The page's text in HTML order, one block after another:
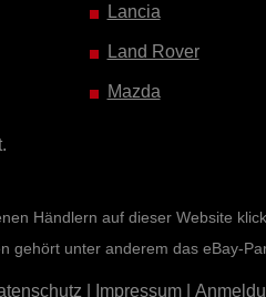
Lancia
Land Rover
Mazda
Händlern auf dieser Website
gehört unter anderem das eBay-
Impressum